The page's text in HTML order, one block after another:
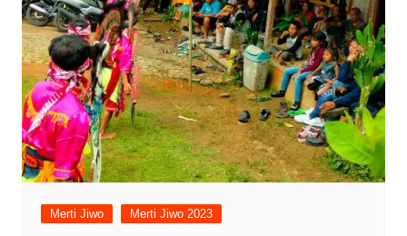
Merti Jiwo Merti Jiwo 2023